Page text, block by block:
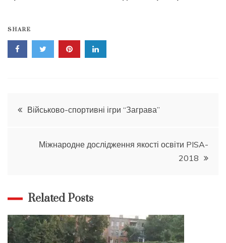
SHARE
Навігація
Військово-спортивні ігри “Заграва”
Міжнародне дослідження якості освіти PISA-
2018
Related Posts